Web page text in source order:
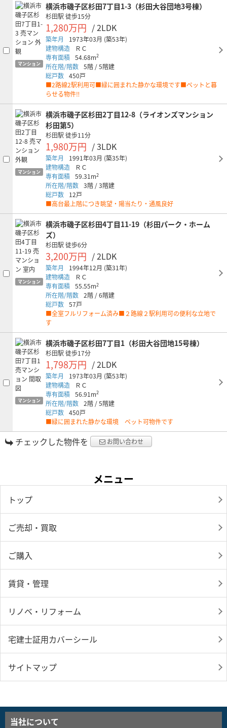
マンション
横浜市磯子区杉田7丁目1-3（杉田大谷団地3号棟）
杉田駅 徒歩15分
1,280万円 / 2LDK
築年月 1973年03月 (築53年)
建物構造
ＲＣ
専有面積 54.68m2
所在階/階数 5階 /5階建
総戸数 450戸
■2路線2駅利用可■緑に囲まれた静かな環境です■ペットと暮
らせる物件‼
マンション
横浜市磯子区杉田2丁目12-8（ライオンズマンション
杉田第5）
杉田駅 徒歩11分
1,980万円 / 3LDK
築年月 1991年03月 (築35年)
建物構造
ＲＣ
専有面積 59.31m2
所在階/階数 3階 /3階建
総戸数
12戸
■高台最上階につき眺望・陽当たり・通風良好
マンション
横浜市磯子区杉田4丁目11-19（杉田パーク・ホーム
ズ）
杉田駅 徒歩6分
3,200万円 / 2LDK
築年月 1994年12月 (築31年)
建物構造
ＲＣ
専有面積 55.55m2
所在階/階数 2階 /6階建
総戸数 57戸
■全室フルリフォーム済み■２路線２駅利用可の便利な立地で
す
マンション
横浜市磯子区杉田7丁目1（杉田大谷団地15号棟）
杉田駅 徒歩17分
1,798万円 / 2LDK
築年月 1973年03月 (築53年)
建物構造
ＲＣ
専有面積 56.91m2
所在階/階数 2階 /5階建
総戸数 450戸
■緑に囲まれた静かな環境 ペット可物件です
チェックした物件を お問い合わせ
メニュー
トップ
ご売却・買取
ご購入
賃貸・管理
リノベ・リフォーム
宅建士証用カバーシール
サイトマップ
当社について